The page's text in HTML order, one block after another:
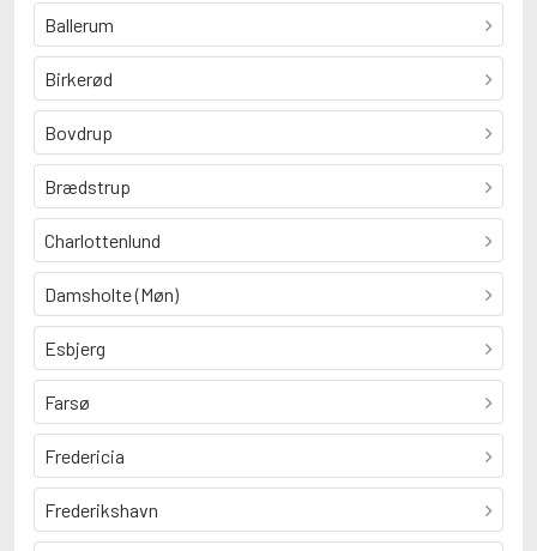
Ballerum
Birkerød
Bovdrup
Brædstrup
Charlottenlund
Damsholte (Møn)
Esbjerg
Farsø
Fredericia
Frederikshavn